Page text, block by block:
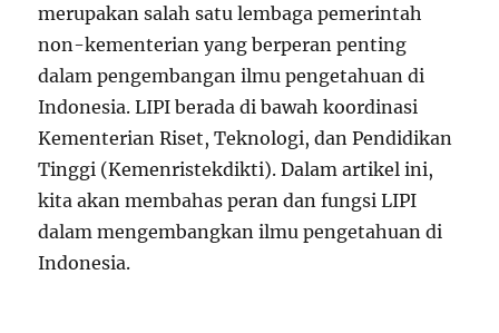
merupakan salah satu lembaga pemerintah
non-kementerian yang berperan penting
dalam pengembangan ilmu pengetahuan di
Indonesia. LIPI berada di bawah koordinasi
Kementerian Riset, Teknologi, dan Pendidikan
Tinggi (Kemenristekdikti). Dalam artikel ini,
kita akan membahas peran dan fungsi LIPI
dalam mengembangkan ilmu pengetahuan di
Indonesia.